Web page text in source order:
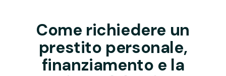
Come richiedere un
prestito personale,
finanziamento e la